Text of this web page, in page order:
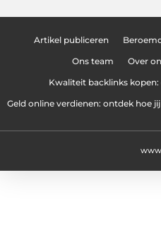
Artikel publiceren
Ons team Over
Kwaliteit backlinks
Geld online verdienen: ontdek hoe